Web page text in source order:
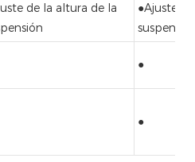
de la altura de la
●Ajuste
●
●